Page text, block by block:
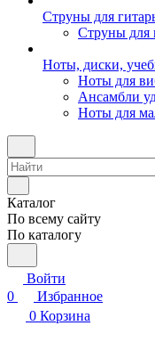
Струны для
Струны для
Ноты, диски,
Ноты для
Ансамбли
Ноты для
Каталог
По всему сайту
По каталогу
Войти
0
Избранное
0 Корзина